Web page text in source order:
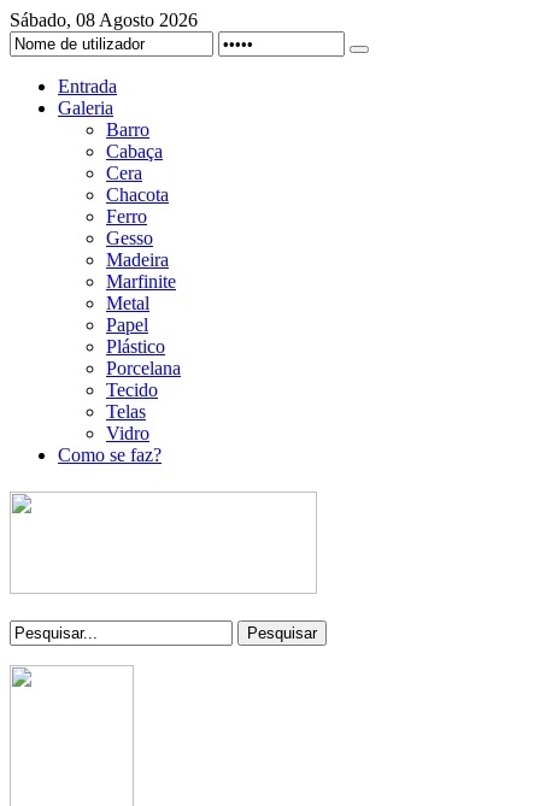
Sábado, 08 Agosto 2026
Entrada
Galeria
Barro
Cabaça
Cera
Chacota
Ferro
Gesso
Madeira
Marfinite
Metal
Papel
Plástico
Porcelana
Tecido
Telas
Vidro
Como se faz?
Pesquisar